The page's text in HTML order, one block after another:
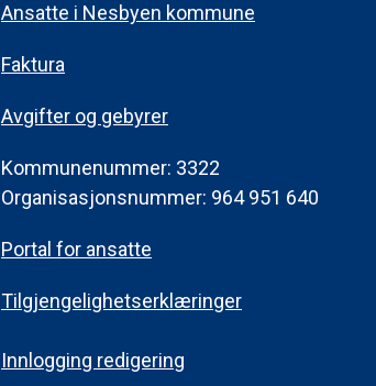
Ansatte i Nesbyen kommune
Faktura
Avgifter og gebyrer
Kommunenummer: 3322
Organisasjonsnummer: 964 951 640
Portal for ansatte
Tilgjengelighetserklæringer
Innlogging redigering